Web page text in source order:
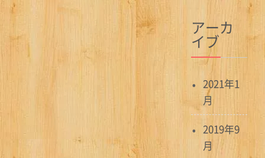
アーカ
イブ
2021年1
月
2019年9
月